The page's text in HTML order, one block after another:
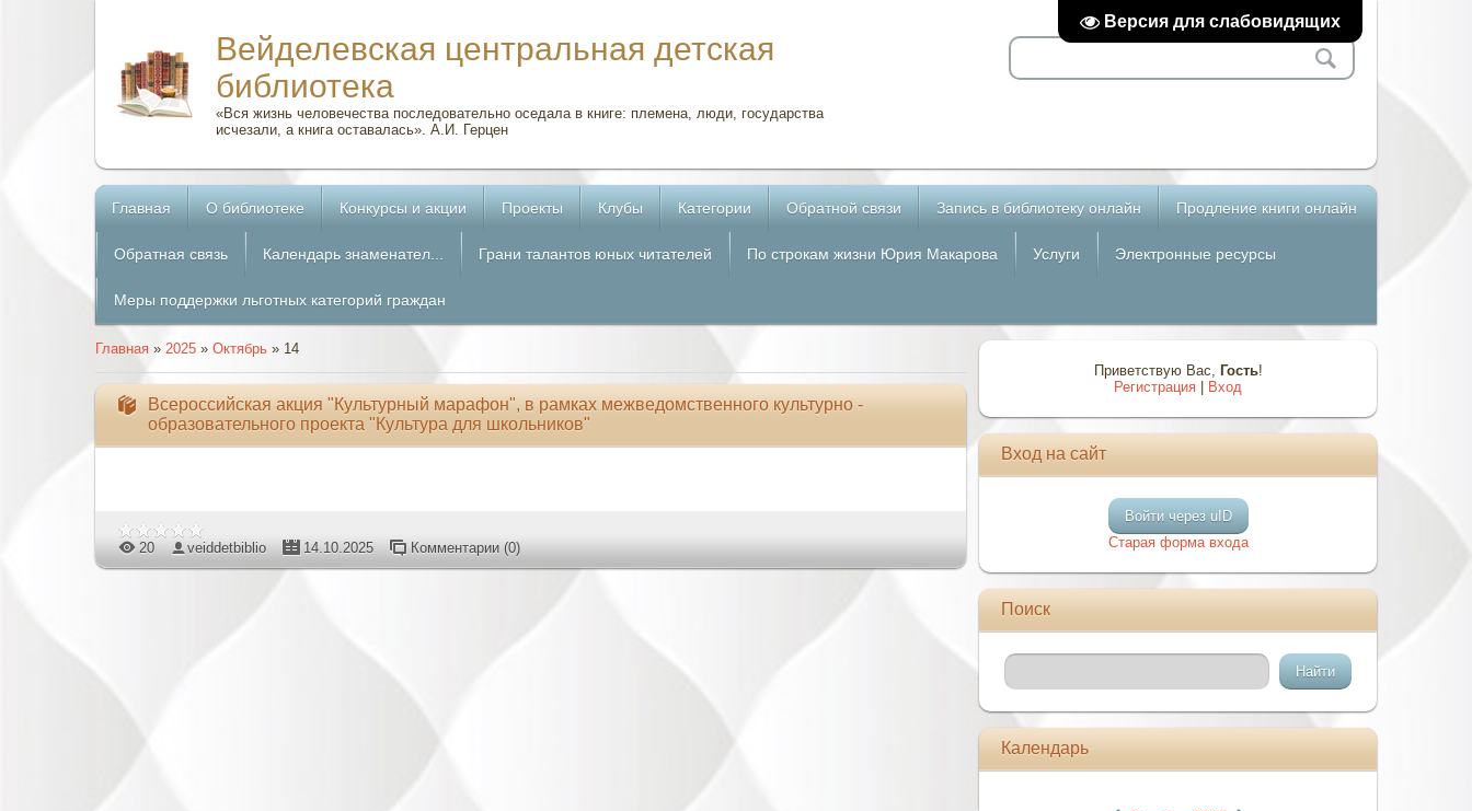
Версия для слабовидящих
Вейделевская центральная детская
библиотека
«Вся жизнь человечества последовательно оседала в книге: племена, люди, государства
исчезали, а книга оставалась». А.И. Герцен
Главная О библиотеке Конкурсы и акции Проекты Клубы Категории Обратной связи Запись в библиотеку онлайн Продление книги онлайн
Обратная связь Календарь знаменател... Грани талантов юных читателей По строкам жизни Юрия Макарова Услуги Электронные ресурсы
Меры поддержки льготных категорий граждан
Главная » 2025 » Октябрь » 14
Всероссийская акция "Культурный марафон", в рамках межведомственного культурно -
образовательного проекта "Культура для школьников"
20 veiddetbiblio 14.10.2025 Комментарии (0)
Приветствую Вас, Гость!
Регистрация
Вход
Вход на сайт
Войти через uID
Старая форма входа
Поиск
Календарь